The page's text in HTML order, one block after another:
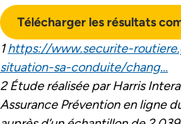
Télécharger les résultats
1https://www.securite-
situation-sa-conduite/chang…
2 Étude réalisée par Harris
Assurance Prévention en ligne